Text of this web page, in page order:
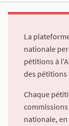
La
nationale
pétitions à
des pétitions
Chaque
nationale,